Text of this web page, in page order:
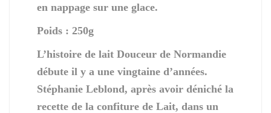
en nappage sur une glace.
Poids : 250g
L’histoire de lait Douceur de Normandie
débute il y a une vingtaine d’années.
Stéphanie Leblond, après avoir déniché la
recette de la confiture de Lait, dans un